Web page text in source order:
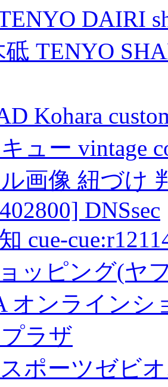
DAIRI
TENYO
Kohara
ュー vintage
画像 紐づけ
DNSsec
cue-
ッピング(ヤ
オンラインシ
ラザ
ポーツゼビ